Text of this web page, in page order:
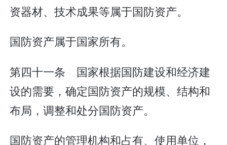
资器材、技术成果等属于国防资产。
国防资产属于国家所有。
第四十一条 国家根据国防建设和经济建
设的需要，确定国防资产的规模、结构和
布局，调整和处分国防资产。
国防资产的管理机构和占有、使用单位，